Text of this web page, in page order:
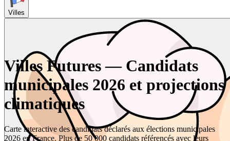
Villes
Villes Futures — Candidats
municipales 2026 et projections
climatiques
Carte interactive des candidats déclarés aux élections municipales
2026 en France. Plus de 50 000 candidats référencés avec leurs